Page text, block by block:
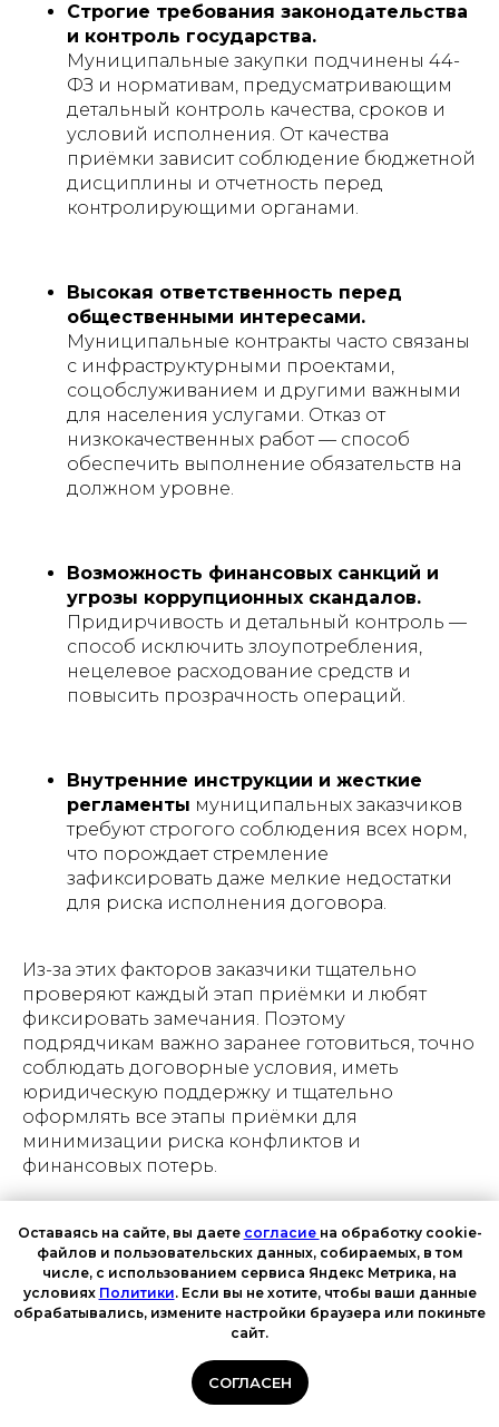
Строгие требования законодательства
и контроль государства.
Муниципальные закупки подчинены 44-
ФЗ и нормативам, предусматривающим
детальный контроль качества, сроков и
условий исполнения. От качества
приёмки зависит соблюдение бюджетной
дисциплины и отчетность перед
контролирующими органами.
Высокая ответственность перед
общественными интересами.
Муниципальные контракты часто связаны
с инфраструктурными проектами,
соцобслуживанием и другими важными
для населения услугами. Отказ от
низкокачественных работ — способ
обеспечить выполнение обязательств на
должном уровне.
Возможность финансовых санкций и
угрозы коррупционных скандалов.
Придирчивость и детальный контроль —
способ исключить злоупотребления,
нецелевое расходование средств и
повысить прозрачность операций.
Внутренние инструкции и жесткие
регламенты муниципальных заказчиков
требуют строгого соблюдения всех норм,
что порождает стремление
зафиксировать даже мелкие недостатки
для риска исполнения договора.
Из-за этих факторов заказчики тщательно
проверяют каждый этап приёмки и любят
фиксировать замечания. Поэтому
подрядчикам важно заранее готовиться, точно
соблюдать договорные условия, иметь
юридическую поддержку и тщательно
оформлять все этапы приёмки для
минимизации риска конфликтов и
финансовых потерь.
Инструкция для подрядчика:
что делать при отказе в
Оставаясь на сайте, вы даете согласие на обработку cookie-
файлов и пользовательских данных, собираемых, в том
числе, с использованием сервиса Яндекс Метрика, на
условиях Политики. Если вы не хотите, чтобы ваши данные
обрабатывались, измените настройки браузера или покиньте
сайт.
СОГЛАСЕН